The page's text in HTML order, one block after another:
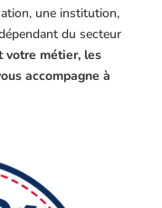
une institution,
du secteur
votre métier, les
accompagne à